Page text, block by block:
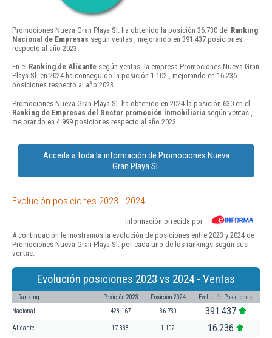
Promociones Nueva Gran Playa Sl. ha obtenido la posición 36.730 del Ranking
Nacional de Empresas según ventas , mejorando en 391.437 posiciones
respecto al año 2023.
En el Ranking de Alicante según ventas, la empresa Promociones Nueva Gran
Playa Sl. en 2024 ha conseguido la posición 1.102 , mejorando en 16.236
posiciones respecto al año 2023.
Promociones Nueva Gran Playa Sl. ha obtenido en 2024 la posición 630 en el
Ranking de Empresas del Sector promoción inmobiliaria según ventas ,
mejorando en 4.999 posiciones respecto al año 2023.
Acceda a toda la información de Promociones Nueva
Gran Playa Sl.
Evolución posiciones 2023 - 2024
Información ofrecida por
A continuación le mostramos la evolución de posiciones entre 2023 y 2024 de
Promociones Nueva Gran Playa Sl. por cada uno de los rankings según sus
ventas:
Evolución posiciones 2023 vs 2024 - Ventas
Ranking Posición 2023 Posición 2024 Evolución Posiciones
Nacional 428.167 36.730 391.437
Alicante 17.338 1.102 16.236